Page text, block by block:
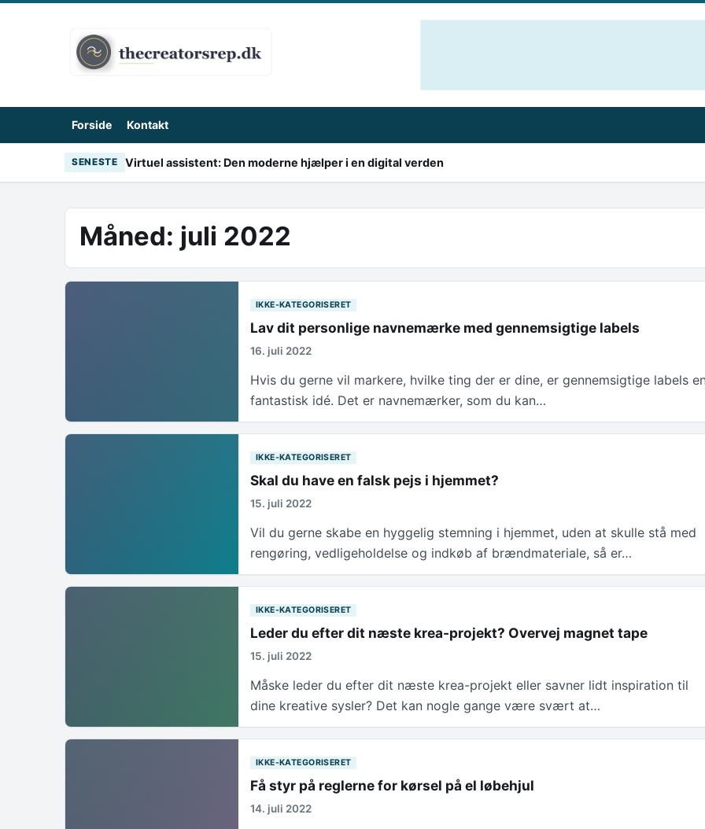
Forside Kontakt
SENESTE Virtuel assistent: Den moderne hjælper i en digital verden
Måned: juli 2022
IKKE-KATEGORISERET
Lav dit personlige navnemærke med gennemsigtige labels
16. juli 2022
Hvis du gerne vil markere, hvilke ting der er dine, er gennemsigtige labels
fantastisk idé. Det er navnemærker, som du kan…
IKKE-KATEGORISERET
Skal du have en falsk pejs i hjemmet?
15. juli 2022
Vil du gerne skabe en hyggelig stemning i hjemmet, uden at skulle stå med
rengøring, vedligeholdelse og indkøb af brændmateriale, så er…
IKKE-KATEGORISERET
Leder du efter dit næste krea-projekt? Overvej magnet tape
15. juli 2022
Måske leder du efter dit næste krea-projekt eller savner lidt inspiration til
dine kreative sysler? Det kan nogle gange være svært at…
IKKE-KATEGORISERET
Få styr på reglerne for kørsel på el løbehjul
14. juli 2022